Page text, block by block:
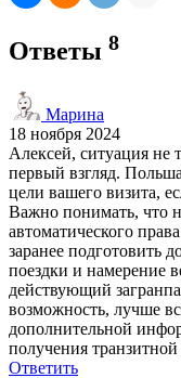
Ответы 8
Марина
18 ноября 2024
Алексей, ситуация не
первый взгляд.
цели вашего визита,
Важно понимать, что
автоматического
заранее подготовить
поездки и намерение
действующий
возможность, лучше
дополнительной
получения
Ответить